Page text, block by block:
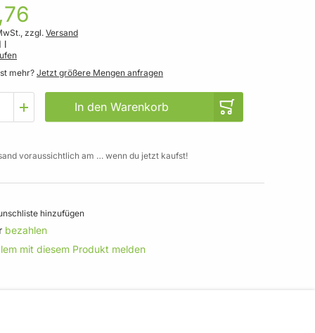
zzgl. Versand
l
mehr?Jetzt größere Mengen anfragen
In den Warenkorb
voraussichtlich am … wenn du jetzt kaufst!
hinzufügen
bezahlen
mit diesem Produkt melden